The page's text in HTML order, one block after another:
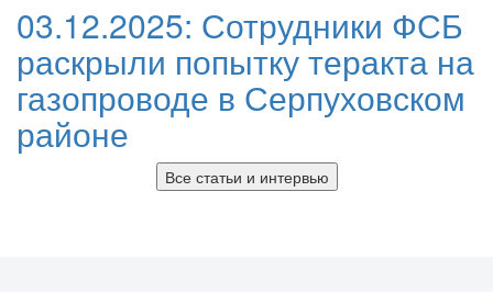
03.12.2025: Сотрудники ФСБ
раскрыли попытку теракта на
газопроводе в Серпуховском
районе
Все статьи и интервью